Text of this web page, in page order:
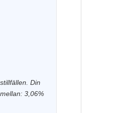
Din
3,06%